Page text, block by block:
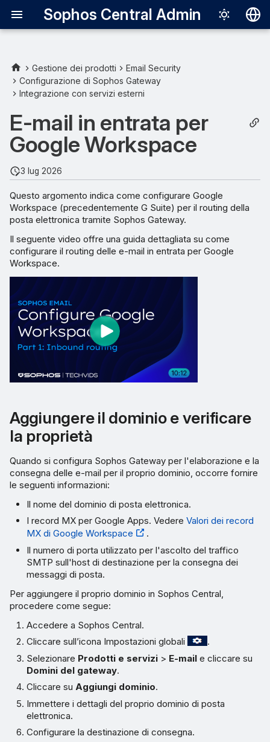
Sophos Central Admin
Português
Aggiungere il dominio e
verificare la proprietà
Configurazione dei valori MX
del routing per Google
Workspace
SMTP.GOOGLE.COM
come host di consegna
Aggiunta di caselle di posta
Limitare la consegna dei
messaggi ai soli indirizzi IP
Sophos
Errori DMARC dai server di
Modifica dei record MX per il
Sophos Gateway
Note
Creazione di una regola
Google Workspace per i
messaggi interni
Test e conferma del flusso di
posta
Gestione dei prodotti
Email Security
Configurazione di Sophos Gateway
Integrazione con servizi esterni
E-mail in entrata per
Google Workspace
3 lug 2026
Questo argomento indica come configurare Google
Workspace (precedentemente G Suite) per il routing della
posta elettronica tramite Sophos Gateway.
Il seguente video offre una guida dettagliata su come
configurare il routing delle e-mail in entrata per Google
Workspace.
Aggiungere il dominio e verificare
la proprietà
Quando si configura Sophos Gateway per l'elaborazione e la
consegna delle e-mail per il proprio dominio, occorre fornire
le seguenti informazioni:
Il nome del dominio di posta elettronica.
I record MX per Google Apps. VedereValori dei record
MX di Google Workspace
.
Il numero di porta utilizzato per l'ascolto del traffico
SMTP sull'host di destinazione per la consegna dei
messaggi di posta.
Per aggiungere il proprio dominio in Sophos Central,
procedere come segue:
Accedere a Sophos Central.
Cliccare sull’icona Impostazioni globali
.
Selezionare Prodotti e servizi > E-mail e cliccare su
Domini del gateway.
Cliccare suAggiungi dominio.
Immettere i dettagli del proprio dominio di posta
elettronica.
Configurare la destinazione di consegna.